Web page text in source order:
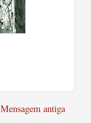
Mensagem antiga